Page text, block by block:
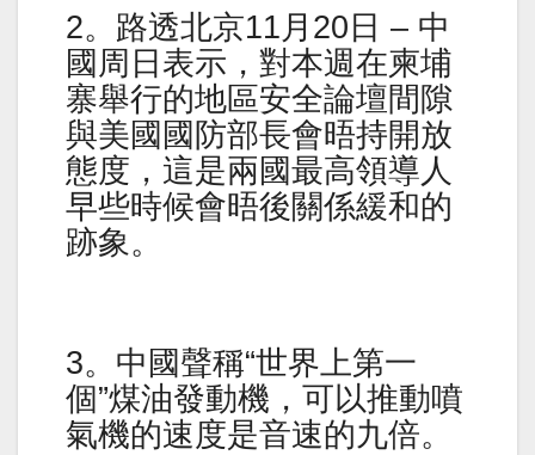
2。路透北京11月20日 – 中
國周日表示，對本週在柬埔
寨舉行的地區安全論壇間隙
與美國國防部長會晤持開放
態度，這是兩國最高領導人
早些時候會晤後關係緩和的
跡象。
3。中國聲稱“世界上第一
個”煤油發動機，可以推動噴
氣機的速度是音速的九倍。